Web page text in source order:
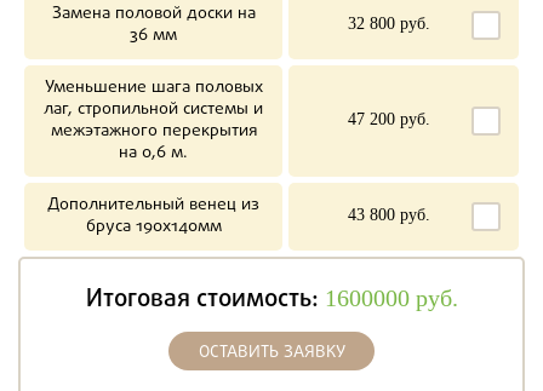
Замена половой доски на
36 мм
32 800 руб.
Уменьшение шага половых
лаг, стропильной системы и
межэтажного перекрытия
на 0,6 м.
47 200 руб.
Дополнительный венец из
бруса 190х140мм
43 800 руб.
Итоговая стоимость: 1600000 руб.
ОСТАВИТЬ ЗАЯВКУ